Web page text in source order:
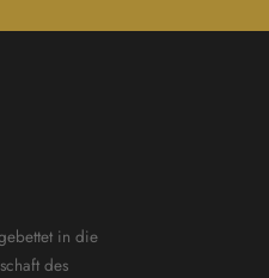
in die
des